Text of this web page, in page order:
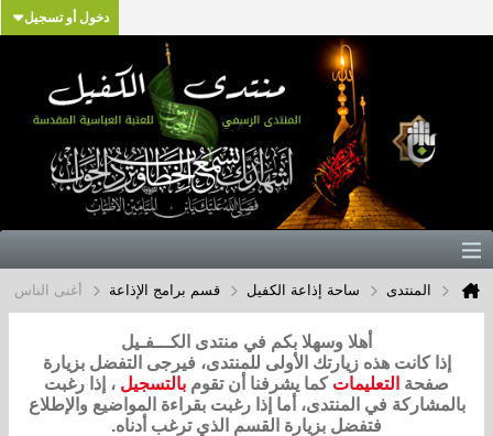
دخول أو تسجيل
المنتدى ساحة إذاعة الكفيل قسم برامج الإذاعة أغنى الناس
أهلا وسهلا بكم في منتدى الكـــفـيل
إذا كانت هذه زيارتك الأولى للمنتدى، فيرجى التفضل بزيارة
صفحة التعليمات كما يشرفنا أن تقوم بالتسجيل ، إذا رغبت
بالمشاركة في المنتدى، أما إذا رغبت بقراءة المواضيع والإطلاع
فتفضل بزيارة القسم الذي ترغب أدناه.